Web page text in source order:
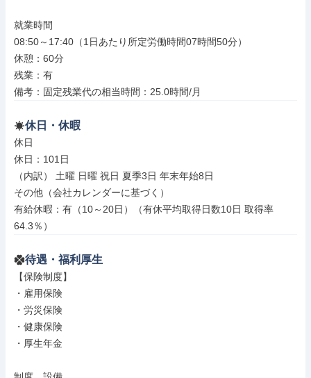
就業時間
08:50～17:40（1日あたり所定労働時間07時間50分）
休憩：60分
残業：有
備考：固定残業代の相当時間：25.0時間/月
休日・休暇
休日
休日：101日
（内訳） 土曜 日曜 祝日 夏季3日 年末年始8日
その他（会社カレンダーに基づく）
有給休暇：有（10～20日）（有休平均取得日数10日 取得率
64.3％）
待遇・福利厚生
【保険制度】
・雇用保険
・労災保険
・健康保険
・厚生年金